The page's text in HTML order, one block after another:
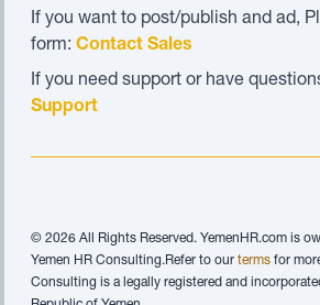
If you want to post/publish and ad,
form: Contact Sales
If you need support or have
Support
© 2026 All Rights Reserved. YemenHR.com is
Yemen HR Consulting.Refer to our terms for
Consulting is a legally registered and